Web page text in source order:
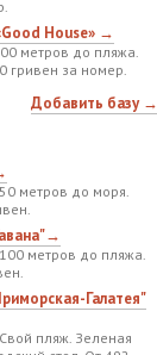
House» →
метров до пляжа.
гривен за номер.
Добавить базу →
метров до моря.
метров до пляжа.
Галатея"
пляж. Зеленая